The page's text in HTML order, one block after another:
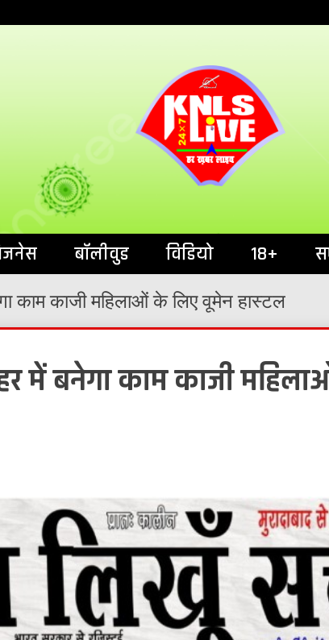
बॉलीवुड विडियो 18+
काम काजी महिलाओं के लिए वूमेन हास्टल
में बनेगा काम काजी